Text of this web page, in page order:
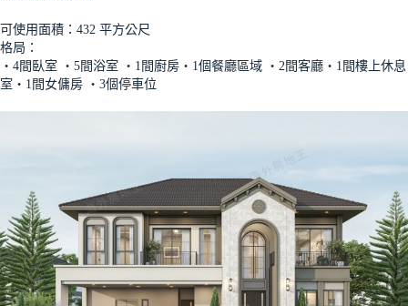
可使用面積：432 平方公尺
格局：
‧4間臥室 ‧5間浴室 ‧1間廚房‧1個餐廳區域 ‧2間客廳‧1間樓上休息
室‧1間女傭房 ‧3個停車位